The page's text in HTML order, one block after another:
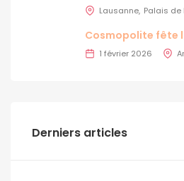
Lausanne Palais de
Cosmopolite fête
1 février 2026
Derniers articles